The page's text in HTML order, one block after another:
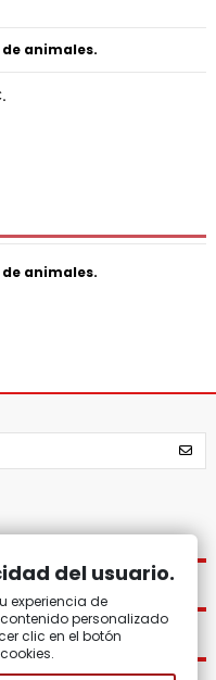
animales.
animales.
del usuario.
experiencia de
personalizado
clic en el botón